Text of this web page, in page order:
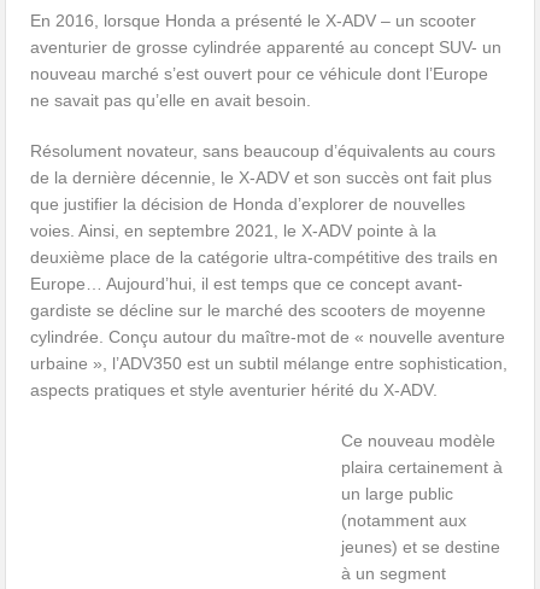
En 2016, lorsque Honda a présenté le X-ADV – un scooter
aventurier de grosse cylindrée apparenté au concept SUV- un
nouveau marché s’est ouvert pour ce véhicule dont l’Europe
ne savait pas qu’elle en avait besoin.
Résolument novateur, sans beaucoup d’équivalents au cours
de la dernière décennie, le X-ADV et son succès ont fait plus
que justifier la décision de Honda d’explorer de nouvelles
voies. Ainsi, en septembre 2021, le X-ADV pointe à la
deuxième place de la catégorie ultra-compétitive des trails en
Europe… Aujourd’hui, il est temps que ce concept avant-
gardiste se décline sur le marché des scooters de moyenne
cylindrée. Conçu autour du maître-mot de « nouvelle aventure
urbaine », l’ADV350 est un subtil mélange entre sophistication,
aspects pratiques et style aventurier hérité du X-ADV.
Ce nouveau modèle
plaira certainement à
un large public
(notamment aux
jeunes) et se destine
à un segment